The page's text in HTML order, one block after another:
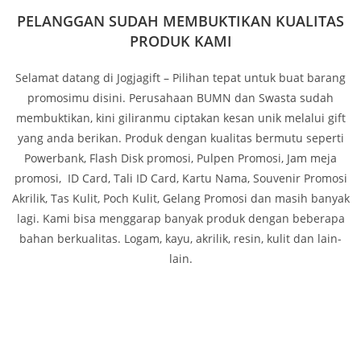
PELANGGAN SUDAH MEMBUKTIKAN KUALITAS
PRODUK KAMI
Selamat datang di Jogjagift – Pilihan tepat untuk buat barang
promosimu disini. Perusahaan BUMN dan Swasta sudah
membuktikan, kini giliranmu ciptakan kesan unik melalui gift
yang anda berikan. Produk dengan kualitas bermutu seperti
Powerbank, Flash Disk promosi, Pulpen Promosi, Jam meja
promosi, ID Card, Tali ID Card, Kartu Nama, Souvenir Promosi
Akrilik, Tas Kulit, Poch Kulit, Gelang Promosi dan masih banyak
lagi. Kami bisa menggarap banyak produk dengan beberapa
bahan berkualitas. Logam, kayu, akrilik, resin, kulit dan lain-
lain.